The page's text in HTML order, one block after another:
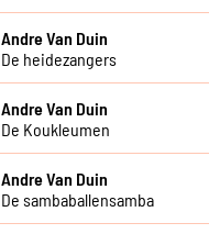
Andre Van Duin
De heidezangers
Andre Van Duin
De Koukleumen
Andre Van Duin
De sambaballensamba